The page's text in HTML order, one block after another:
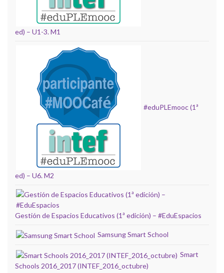
ed) – U1-3. M1
#eduPLEmooc (1ª
ed) – U6. M2
Gestión de Espacios Educativos (1ª edición) – #EduEspacios
Samsung Smart School
Smart
Schools 2016_2017 (INTEF_2016_octubre)